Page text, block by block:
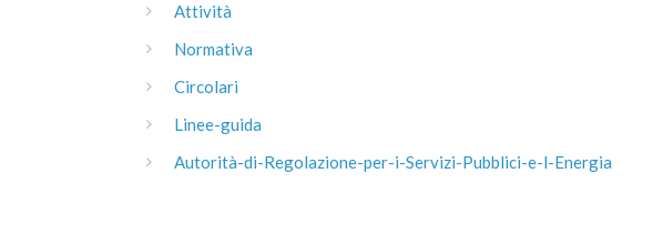
Attività
Normativa
Circolari
Linee-guida
Autorità-di-Regolazione-per-i-Servizi-Pubblici-e-l-Energia